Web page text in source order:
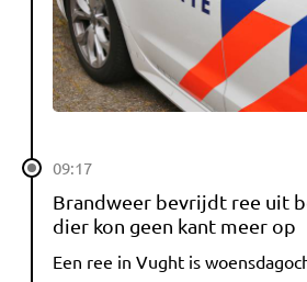
09:17
Brandweer bevrijdt ree uit
dier kon geen kant meer op
Een ree in Vught is